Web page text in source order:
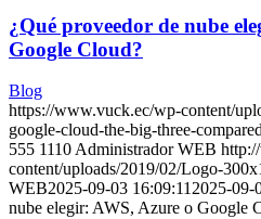
¿Qué proveedor de nube
Google Cloud?
Blog
https://www.vuck.ec/wp-content/
google-cloud-the-big-three-
555 1110Administrador WEB
content/uploads/2019/02/Logo-
WEB2025-09-03 16:09:112025-09-
nube elegir: AWS, Azure o Google